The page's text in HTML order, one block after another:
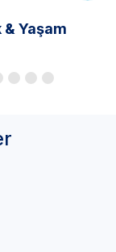
& Yaşam